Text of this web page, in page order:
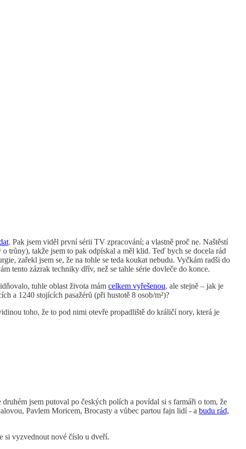
. Pak jsem viděl první sérii TV zpracování; a vlastně proč ne. Naštěstí
trůny), takže jsem to pak odpískal a měl klid. Teď bych se docela rád
zařekl jsem se, že na tohle se teda koukat nebudu. Vyčkám radši do
tento zázrak techniky dřív, než se tahle série dovleče do konce.
tuhle oblast života mám celkem vyřešenou, ale stejně – jak je
a 1240 stojících pasažérů (při hustotě 8 osob/m²)?
toho, že to pod nimi otevře propadliště do králičí nory, která je
jsem putoval po českých polích a povídal si s farmáři o tom, že
Pavlem Moricem, Brocasty a vůbec partou fajn lidí - a budu rád,
si vyzvednout nové číslo u dveří.